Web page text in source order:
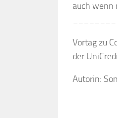
auch wenn
Vortag zu
der
Autorin: